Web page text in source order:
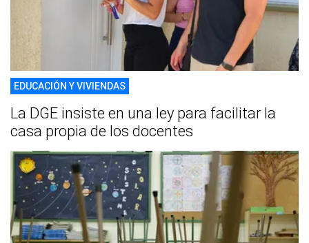
EDUCACIÓN Y VIVIENDAS
La DGE insiste en una ley para facilitar la
casa propia de los docentes